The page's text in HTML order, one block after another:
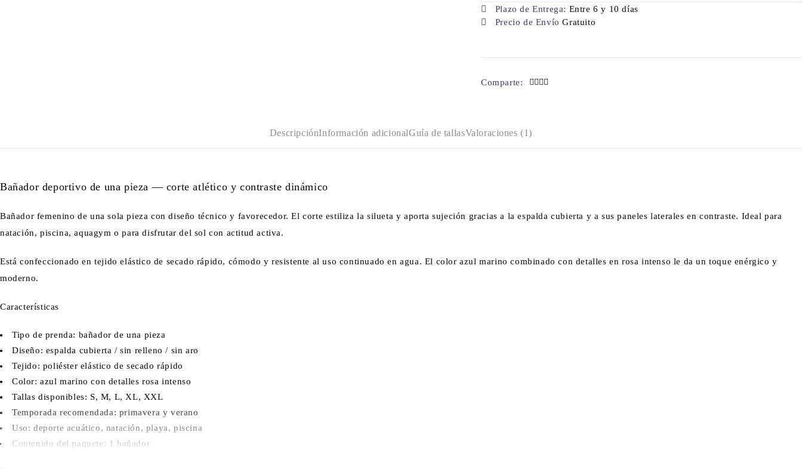
Plazo de Entrega: Entre 6 y 10 días
Precio de Envío Gratuito
Comparte:
DescripciónInformación adicionalGuía de tallasValoraciones (1)
Bañador deportivo de una pieza — corte atlético y contraste dinámico
Bañador femenino de una sola pieza con diseño técnico y favorecedor. El corte estiliza la silueta y aporta sujeción gracias a la espalda cubierta y a sus paneles laterales en contraste. Ideal para
natación, piscina, aquagym o para disfrutar del sol con actitud activa.
Está confeccionado en tejido elástico de secado rápido, cómodo y resistente al uso continuado en agua. El color azul marino combinado con detalles en rosa intenso le da un toque enérgico y
moderno.
Características
Tipo de prenda: bañador de una pieza
Diseño: espalda cubierta / sin relleno / sin aro
Tejido: poliéster elástico de secado rápido
Color: azul marino con detalles rosa intenso
Tallas disponibles: S, M, L, XL, XXL
Temporada recomendada: primavera y verano
Uso: deporte acuático, natación, playa, piscina
Contenido del paquete: 1 bañador